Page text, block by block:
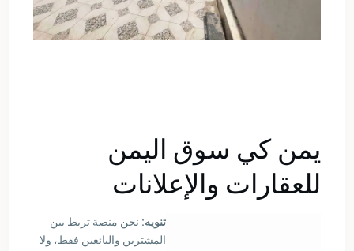
يمن كي سوق اليمن
للعقارات والإعلانات
تنويه: نحن منصة تربط بين
المشترين والبائعين فقط، ولا